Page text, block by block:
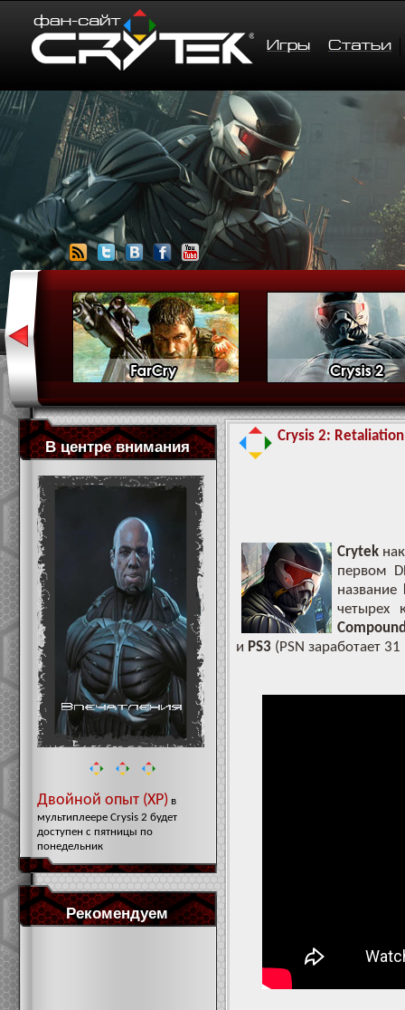
В центре внимания
Двойной опыт (XP)в
мультиплеере Crysis 2 будет
доступен с пятницы по
понедельник
Рекомендуем
Сrysis 2: Retaliation
Crytek
первом
название
четырех
и PS3 (PSN заработает